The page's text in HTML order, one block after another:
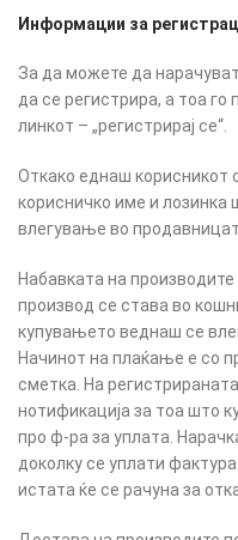
Информации за
За да можете да
да се регистрира, а тоа го
линкот – „регистрирај се“.
Откако еднаш корисникот
корисничко име и лозинка
влегување во
Набавката на
производ се става во
купувањето веднаш се
Начинот на плаќање е со
сметка. На
нотификација за тоа што
про ф-ра за уплата.
доколку се уплати
истата ќе се рачуна за